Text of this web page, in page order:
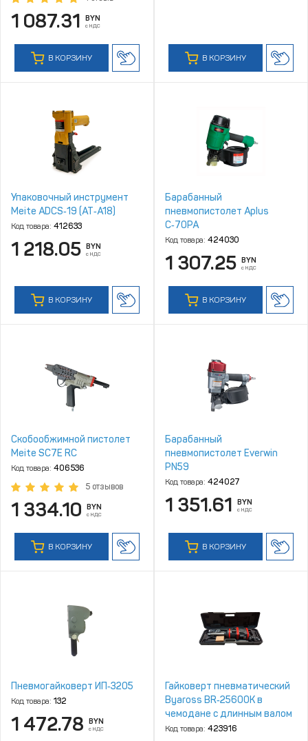
1 087.31 BYN
с НДС
В КОРЗИНУ В КОРЗИНУ
Упаковочный инструмент
Meite ADCS‑19 (AT‑A18)
Код товара: 412633
1 218.05 BYN
с НДС
В КОРЗИНУ
Барабанный
пневмопистолет Aplus
C‑70PA
Код товара: 424030
1 307.25 BYN
с НДС
В КОРЗИНУ
Скобообжимной пистолет
Meite SC7E RC
Код товара: 406536
5 отзывов
1 334.10 BYN
с НДС
В КОРЗИНУ
Барабанный
пневмопистолет Everwin
PN59
Код товара: 424027
1 351.61 BYN
с НДС
В КОРЗИНУ
Пневмогайковерт ИП‑3205
Код товара: 132
1 472.78 BYN
с НДС
Гайковерт пневматический
Byaross BR‑25600К в
чемодане с длинным валом
Код товара: 423916